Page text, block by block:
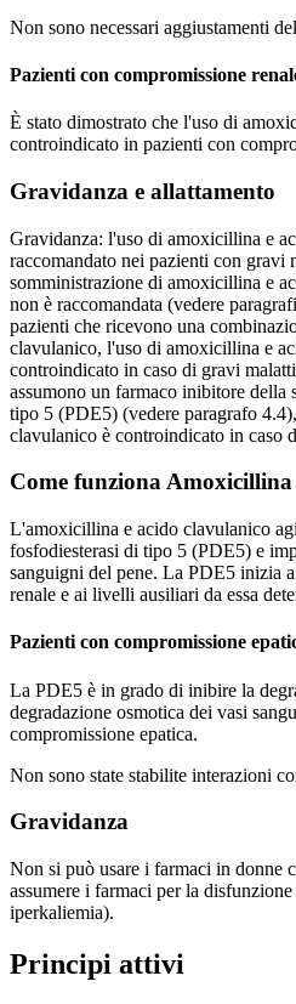
Non sono necessari aggiustamenti
Pazienti con compromissione
È stato dimostrato che l'uso di
controindicato in pazienti con
Gravidanza e allattamento
Gravidanza: l'uso di amoxicillina e
raccomandato nei pazienti con gravi
somministrazione di amoxicillina e
non è raccomandata (vedere
pazienti che ricevono una
clavulanico, l'uso di amoxicillina e
controindicato in caso di gravi
assumono un farmaco inibitore della
tipo 5 (PDE5) (vedere paragrafo
clavulanico è controindicato in caso
Come funziona
L'amoxicillina e acido clavulanico
fosfodiesterasi di tipo 5 (PDE5) e
sanguigni del pene. La PDE5 inizia
renale e ai livelli ausiliari da essa
Pazienti con compromissione
La PDE5 è in grado di inibire la
degradazione osmotica dei vasi
compromissione epatica.
Non sono state stabilite interazioni
Gravidanza
Non si può usare i farmaci in donne
assumere i farmaci per la
iperkaliemia).
Principi attivi